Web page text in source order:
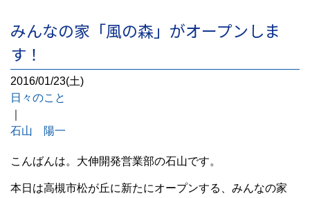
みんなの家「風の森」がオープンしま
す！
2016/01/23(土)
日々のこと
石山 陽一
こんばんは。大伸開発営業部の石山です。
本日は高槻市松が丘に新たにオープンする、みんなの家